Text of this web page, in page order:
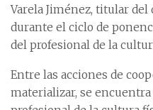
Varela Jiménez, titular
durante el ciclo de
del profesional de la
Entre las acciones de
materializar, se